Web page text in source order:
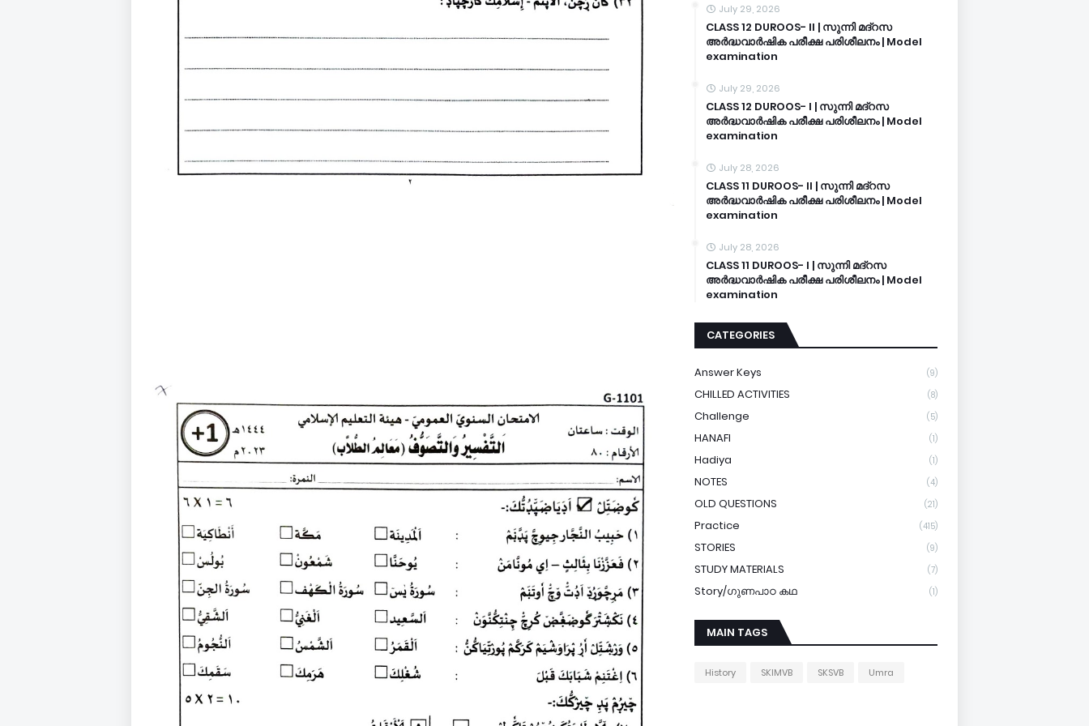
July 29, 2026
CLASS 12 DUROOS- II | സുന്നി മദ്റസ
അർദ്ധവാർഷിക പരീക്ഷ പരിശീലനം | Model
examination
July 29, 2026
CLASS 12 DUROOS- I | സുന്നി മദ്റസ
അർദ്ധവാർഷിക പരീക്ഷ പരിശീലനം | Model
examination
July 28, 2026
CLASS 11 DUROOS- II | സുന്നി മദ്റസ
അർദ്ധവാർഷിക പരീക്ഷ പരിശീലനം | Model
examination
July 28, 2026
CLASS 11 DUROOS- I | സുന്നി മദ്റസ
അർദ്ധവാർഷിക പരീക്ഷ പരിശീലനം | Model
examination
CATEGORIES
Answer Keys (9)
CHILLED ACTIVITIES (8)
Challenge (5)
HANAFI (1)
Hadiya (1)
NOTES (4)
OLD QUESTIONS (21)
Practice (415)
STORIES (9)
STUDY MATERIALS (7)
Story/ഗുണപാഠ കഥ (1)
MAIN TAGS
History SKIMVB SKSVB Umra